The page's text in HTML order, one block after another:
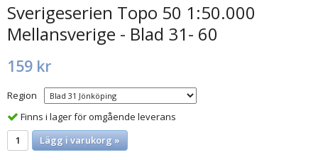
Sverigeserien Topo 50 1:50.000
Mellansverige - Blad 31- 60
159 kr
Region
Finns i lager för omgående leverans
Lägg i varukorg »